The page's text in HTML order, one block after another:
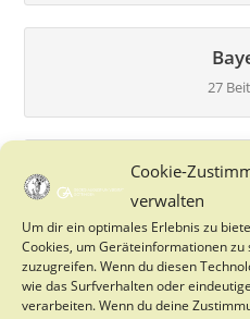
Cookie-
verwalten
Um dir ein optimales Erlebnis zu
Cookies, um Geräteinformationen
zuzugreifen. Wenn du diesen
wie das Surfverhalten oder
verarbeiten. Wenn du deine
27
2